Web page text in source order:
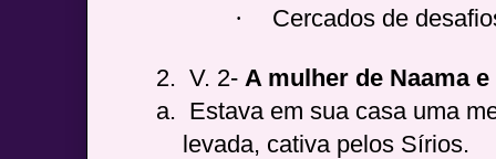
·
Cercados de
2. V. 2- A mulher de Naama
a. Estava em sua casa uma
levada, cativa pelos Sírios.